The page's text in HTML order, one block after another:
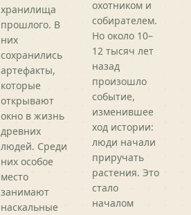
хранилища
прошлого. В
них
сохранились
артефакты,
которые
открывают
окно в жизнь
древних
людей. Среди
них особое
место
занимают
наскальные
охотником и
собирателем.
Но около 10–
12 тысяч лет
назад
произошло
событие,
изменившее
ход истории:
люди начали
приручать
растения. Это
стало
началом